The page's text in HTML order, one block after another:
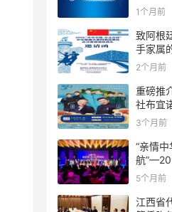
举行
1个月前
致阿根
手家属
2个月前
重磅推
社布宜
场！国
结！
3个月前
“亲情
航
新春联
5个月前
江西省